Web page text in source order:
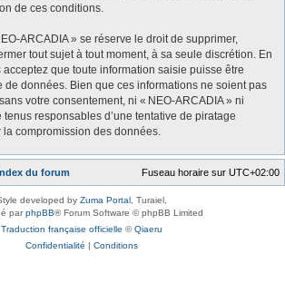
de ces conditions.
ARCADIA » se réserve le droit de supprimer,
tout sujet à tout moment, à sa seule discrétion. En
acceptez que toute information saisie puisse être
de données. Bien que ces informations ne soient pas
votre consentement, ni « NEO-ARCADIA » ni
responsables d’une tentative de piratage
la compromission des données.
du forum Fuseau horaire sur UTC+02:00
developed by Zuma Portal , Turaiel,
parphpBB® Forum Software © phpBB Limited
Traduction française officielle ©Qiaeru
Confidentialité | Conditions